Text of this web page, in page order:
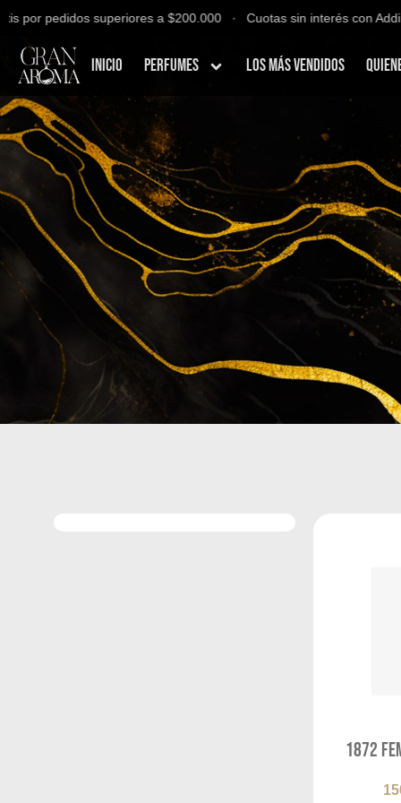
pedidos superiores a $200.000 ∙ Cuotas sin interés con Addi,
Inicio Perfumes Los Más Vendidos
1872